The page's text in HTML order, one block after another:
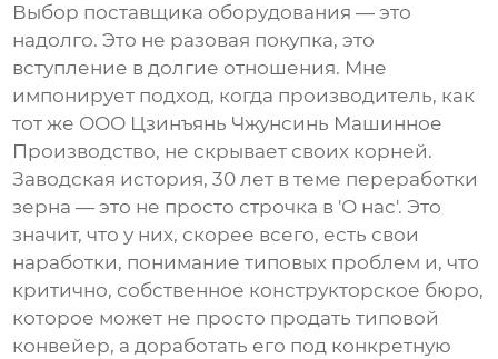
Выбор поставщика оборудования — это
надолго. Это не разовая покупка, это
вступление в долгие отношения. Мне
импонирует подход, когда производитель, как
тот же ООО Цзинъянь Чжунсинь Машинное
Производство, не скрывает своих корней.
Заводская история, 30 лет в теме переработки
зерна — это не просто строчка в 'О нас'. Это
значит, что у них, скорее всего, есть свои
наработки, понимание типовых проблем и, что
критично, собственное конструкторское бюро,
которое может не просто продать типовой
конвейер, а доработать его под конкретную